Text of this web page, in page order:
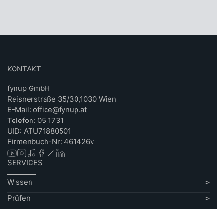
KONTAKT
fynup GmbH
Reisnerstraße 35/30,1030 Wien
E-Mail: office@fynup.at
Telefon: 05 1731
UID: ATU71880501
Firmenbuch-Nr: 461426v
SERVICES
Wissen
Prüfen